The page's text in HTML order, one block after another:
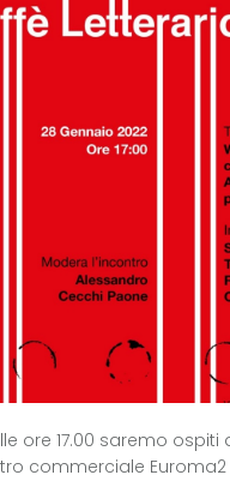
ore 17.00 saremo ospiti
commerciale Euroma2